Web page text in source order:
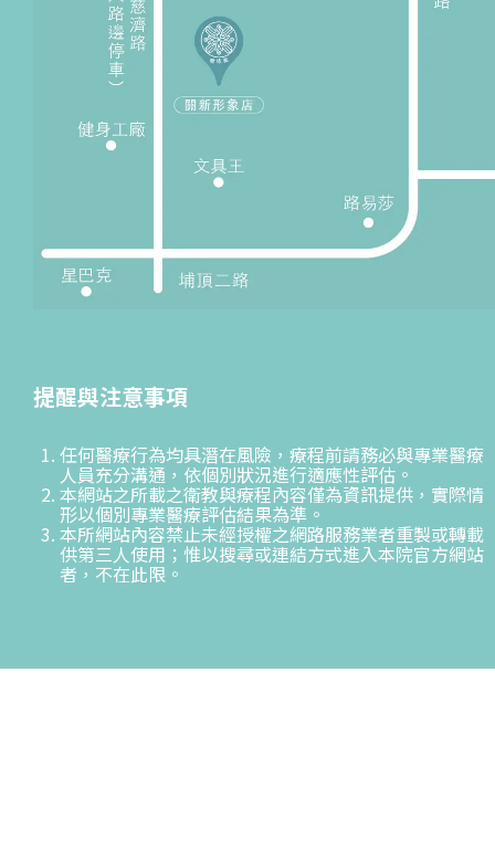
提醒與注意事項
任何醫療行為均具潛在風險，療程前請務必與專業醫療
人員充分溝通，依個別狀況進行適應性評估。
本網站之所載之衛教與療程內容僅為資訊提供，實際情
形以個別專業醫療評估結果為準。
本所網站內容禁止未經授權之網路服務業者重製或轉載
供第三人使用；惟以搜尋或連結方式進入本院官方網站
者，不在此限。